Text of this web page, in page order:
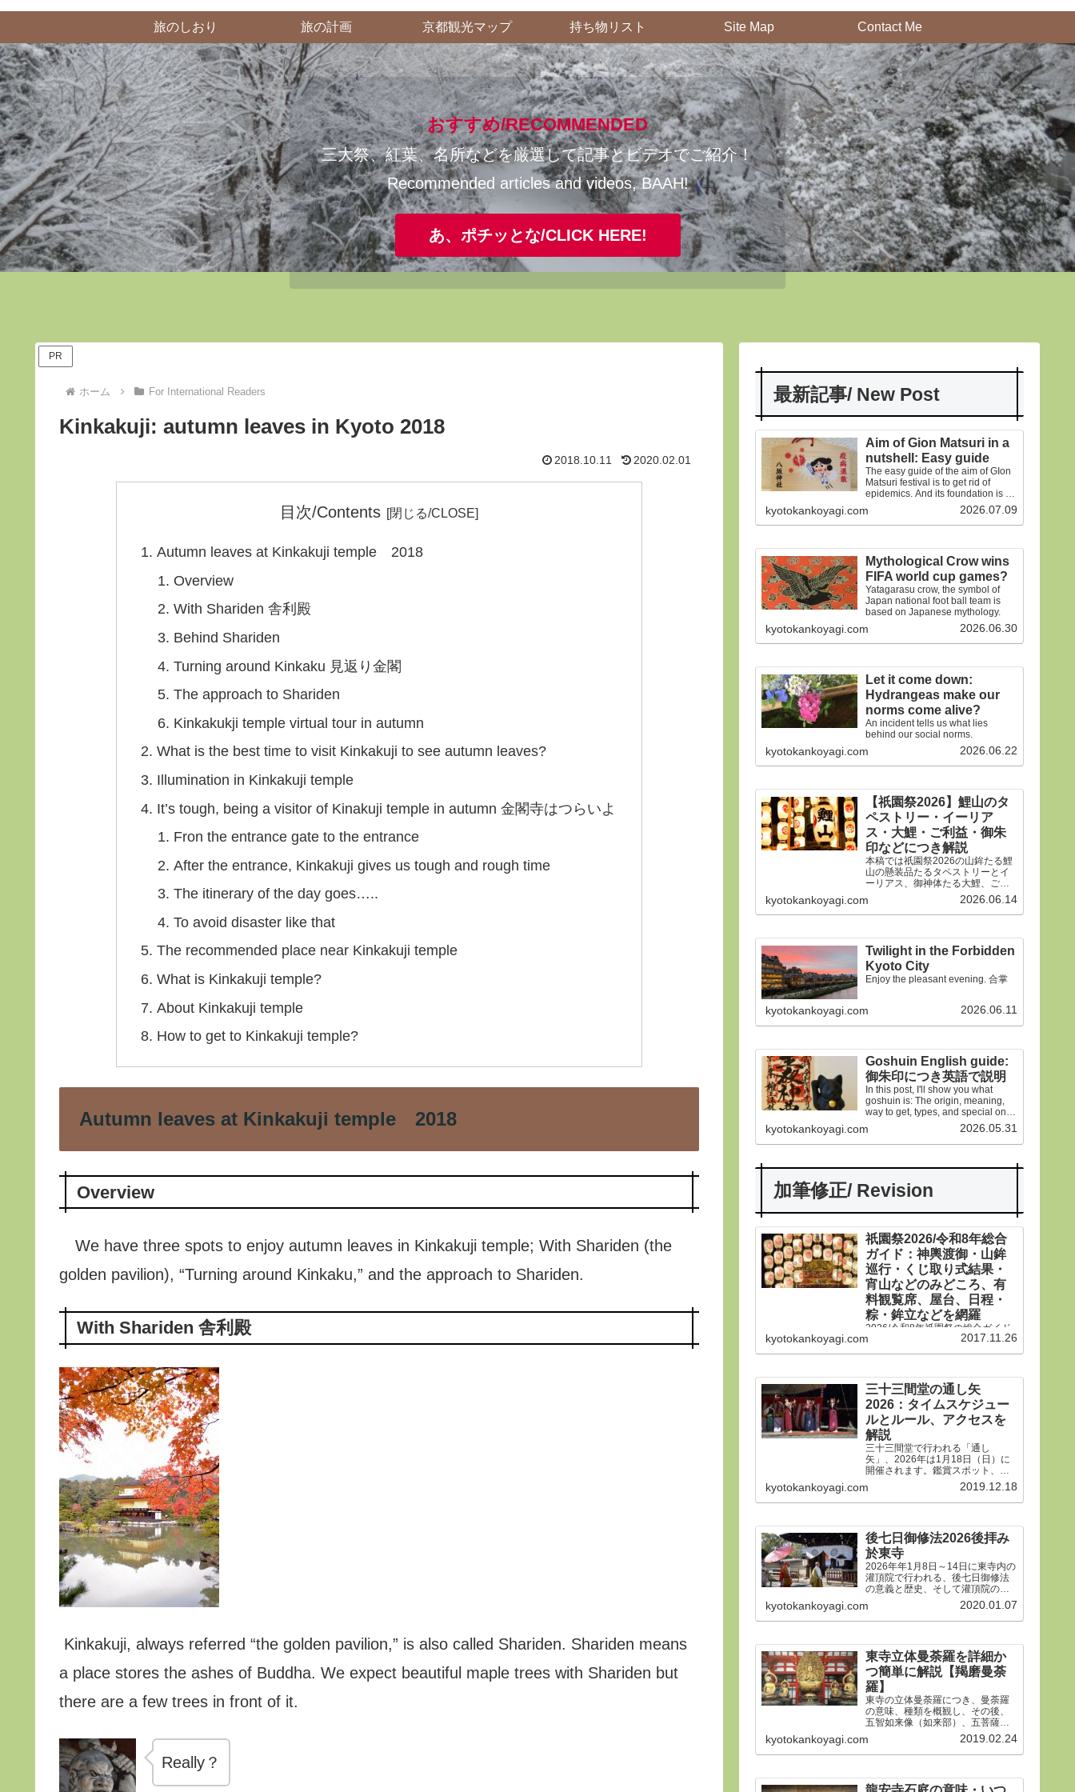
旅のしおり 旅の計画 京都観光マップ 持ち物リスト Site Map Contact Me
おすすめ/RECOMMENDED
三大祭、紅葉、名所などを厳選して記事とビデオでご紹介！
Recommended articles and videos, BAAH!
あ、ポチッとな/CLICK HERE!
PR
ホーム For International Readers
Kinkakuji: autumn leaves in Kyoto 2018
2018.10.11 2020.02.01
目次/Contents
Autumn leaves at Kinkakuji temple 2018
Overview
With Shariden 舎利殿
Behind Shariden
Turning around Kinkaku 見返り金閣
The approach to Shariden
Kinkakukji temple virtual tour in autumn
What is the best time to visit Kinkakuji to see autumn leaves?
Illumination in Kinkakuji temple
It’s tough, being a visitor of Kinakuji temple in autumn 金閣寺はつらいよ
Fron the entrance gate to the entrance
After the entrance, Kinkakuji gives us tough and rough time
The itinerary of the day goes…..
To avoid disaster like that
The recommended place near Kinkakuji temple
What is Kinkakuji temple?
About Kinkakuji temple
How to get to Kinkakuji temple?
Autumn leaves at Kinkakuji temple 2018
Overview
We have three spots to enjoy autumn leaves in Kinkakuji temple; With Shariden (the
golden pavilion), “Turning around Kinkaku,” and the approach to Shariden.
With Shariden 舎利殿
Kinkakuji, always referred “the golden pavilion,” is also called Shariden. Shariden means
a place stores the ashes of Buddha. We expect beautiful maple trees with Shariden but
there are a few trees in front of it.
Really？
最新記事/ New Post
Aim of Gion Matsuri in a
nutshell: Easy guide
The easy guide of the aim of GIon
Matsuri festival is to get rid of
epidemics. And its foundation is on
kyotokankoyagi.com 2026.07.09
Mythological Crow wins
FIFA world cup games?
Yatagarasu crow, the symbol of
Japan national foot ball team is
based on Japanese mythology.
kyotokankoyagi.com 2026.06.30
Let it come down:
Hydrangeas make our
norms come alive?
An incident tells us what lies
behind our social norms.
kyotokankoyagi.com 2026.06.22
【祇園祭2026】鯉山のタ
ペストリー・イーリア
ス・大鯉・ご利益・御朱
印などにつき解説
本稿では祇園祭2026の山鉾たる鯉
山の懸装品たるタペストリーとイ
ーリアス、御神体たる大鯉、ご利
益、御朱印などにつき詳細に解説
申しあげます。合掌
kyotokankoyagi.com 2026.06.14
Twilight in the Forbidden
Kyoto City
Enjoy the pleasant evening. 合掌
kyotokankoyagi.com 2026.06.11
Goshuin English guide:
御朱印につき英語で説明
In this post, I'll show you what
goshuin is: The origin, meaning,
way to get, types, and special ones
in Gion Matsuri festival.
kyotokankoyagi.com 2026.05.31
加筆修正/ Revision
祇園祭2026/令和8年総合
ガイド：神輿渡御・山鉾
巡行・くじ取り式結果・
宵山などのみどころ、有
料観覧席、屋台、日程・
粽・鉾立などを網羅
2026/令和8年祇園祭の総合ガイド
です。本年は神輿渡御、山鉾巡
行・神輿渡御などの行事の日程、
生稚児や久世駒形稚児、各山鉾や
御朱印、屋台や歩行者天国や交通
規制などのおすすめ情報です。
kyotokankoyagi.com 2017.11.26
三十三間堂の通し矢
2026：タイムスケジュー
ルとルール、アクセスを
解説
三十三間堂で行われる「通し
矢」、2026年は1月18日（日）に
開催されます。鑑賞スポット、タ
イムスケジュール、ルールや歴
史、そして三十三間堂の概要、ア
クセス方法などをご紹介します。
kyotokankoyagi.com 2019.12.18
後七日御修法2026後拝み
於東寺
2026年年1月8日～14日に東寺内の
灌頂院で行われる、後七日御修法
の意義と歴史、そして灌頂院の内
部で何をするのかを解説した後、
14日の「後拝み」での灌頂院参拝
方法などをご紹介します。合掌。
kyotokankoyagi.com 2020.01.07
東寺立体曼荼羅を詳細か
つ簡単に解説【羯磨曼荼
羅】
東寺の立体曼荼羅につき、曼荼羅
の意味、種類を概観し、その後、
五智如来像（如来部）、五菩薩像
（菩薩部）、五大明王像（明王
部）につき、21体すべて、一体ず
つ簡潔にわかりやすく解説しま
kyotokankoyagi.com 2019.02.24